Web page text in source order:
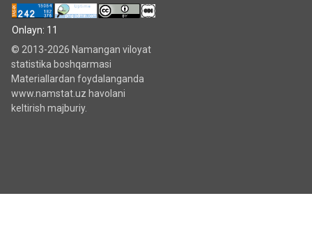
Onlayn: 11
© 2013-2026 Namangan viloyat
statistika boshqarmasi
Materiallardan foydalanganda
www.namstat.uz havolani
keltirish majburiy.